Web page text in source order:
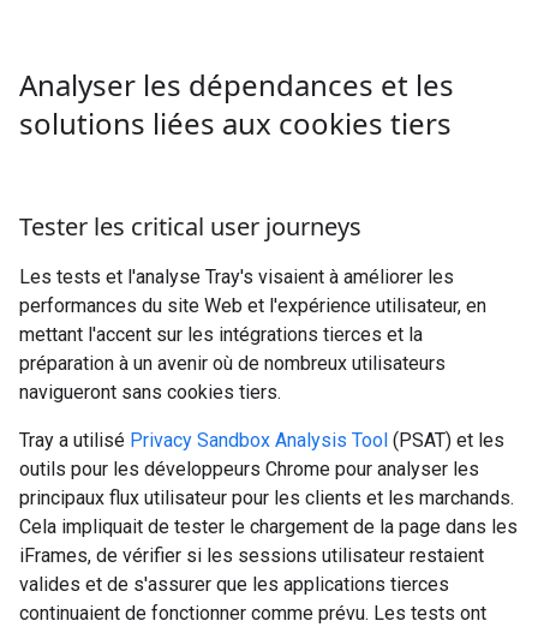
Analyser les dépendances et les
solutions liées aux cookies tiers
Tester les critical user journeys
Les tests et l'analyse Tray's visaient à améliorer les
performances du site Web et l'expérience utilisateur, en
mettant l'accent sur les intégrations tierces et la
préparation à un avenir où de nombreux utilisateurs
navigueront sans cookies tiers.
Tray a utilisé Privacy Sandbox Analysis Tool (PSAT) et les
outils pour les développeurs Chrome pour analyser les
principaux flux utilisateur pour les clients et les marchands.
Cela impliquait de tester le chargement de la page dans les
iFrames, de vérifier si les sessions utilisateur restaient
valides et de s'assurer que les applications tierces
continuaient de fonctionner comme prévu. Les tests ont